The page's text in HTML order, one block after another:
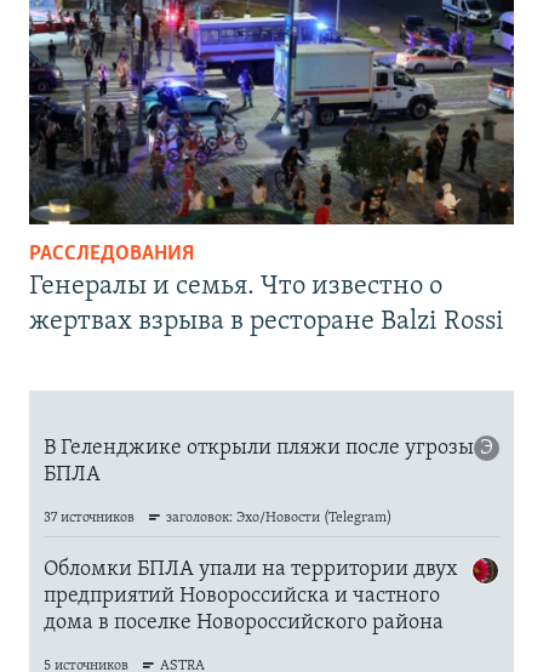
РАССЛЕДОВАНИЯ
Генералы и семья. Что известно о
жертвах взрыва в ресторане Balzi Rossi